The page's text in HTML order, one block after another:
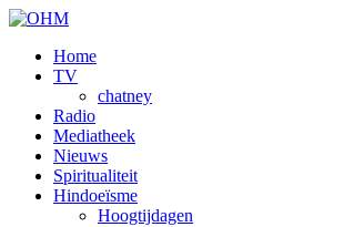
Home
TV
chatney
Radio
Mediatheek
Nieuws
Spiritualiteit
Hindoeïsme
Hoogtijdagen